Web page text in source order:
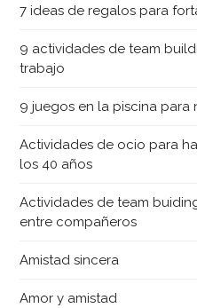
7 ideas de regalos para
9 actividades de team
trabajo
9 juegos en la piscina para
Actividades de ocio para
los 40 años
Actividades de team
entre compañeros
Amistad sincera
Amor y amistad